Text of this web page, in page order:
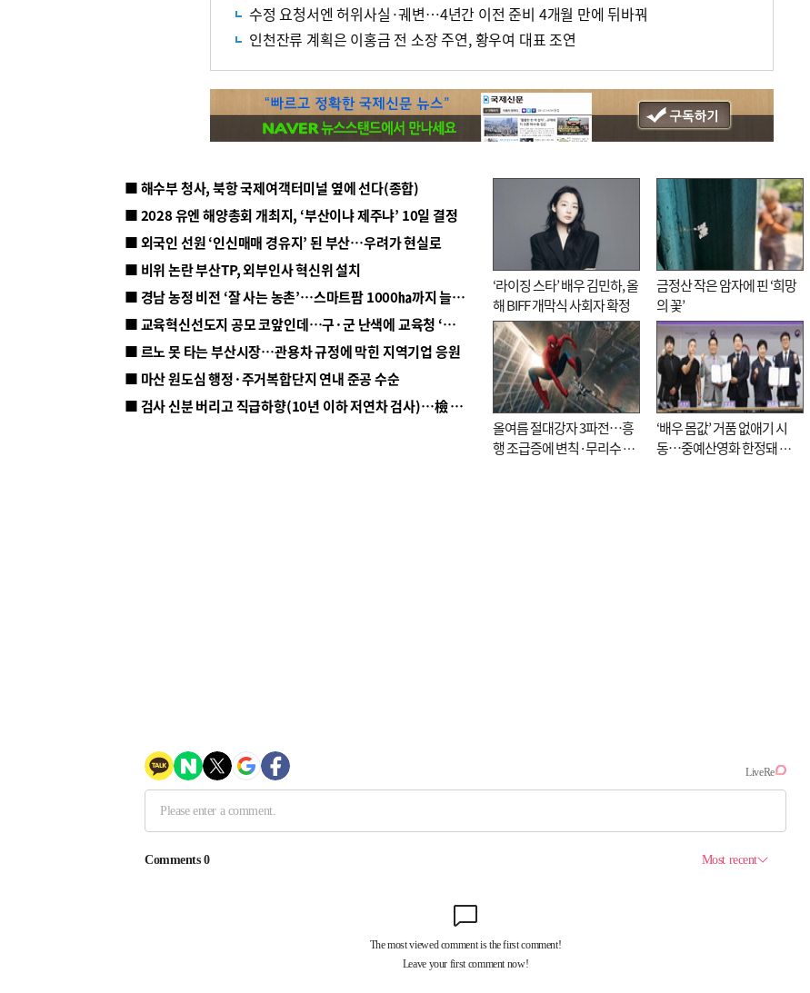
수정 요청서엔 허위사실·궤변…4년간 이전 준비 4개월 만에 뒤바꿔
인천잔류 계획은 이홍금 전 소장 주연, 황우여 대표 조연
■ 해수부 청사, 북항 국제여객터미널 옆에 선다(종합)
■ 2028 유엔 해양총회 개최지, ‘부산이냐 제주냐’ 10일 결정
■ 외국인 선원 ‘인신매매 경유지’ 된 부산…우려가 현실로
■ 비위 논란 부산TP, 외부인사 혁신위 설치
■ 경남 농정 비전 ‘잘 사는 농촌’…스마트팜 1000㏊까지 늘린다
■ 교육혁신선도지 공모 코앞인데…구·군 난색에 교육청 ‘쩔쩔’
■ 르노 못 타는 부산시장…관용차 규정에 막힌 지역기업 응원
■ 마산 원도심 행정·주거복합단지 연내 준공 수순
■ 검사 신분 버리고 직급하향(10년 이하 저연차 검사)…檢 중수청행 기피
‘라이징 스타’ 배우 김민하, 올
해 BIFF 개막식 사회자 확정
금정산 작은 암자에 핀 ‘희망
의 꽃’
올여름 절대강자 3파전…흥
행 조급증에 변칙·무리수 마
‘배우 몸값’ 거품 없애기 시
동…중예산영화 한정돼 실